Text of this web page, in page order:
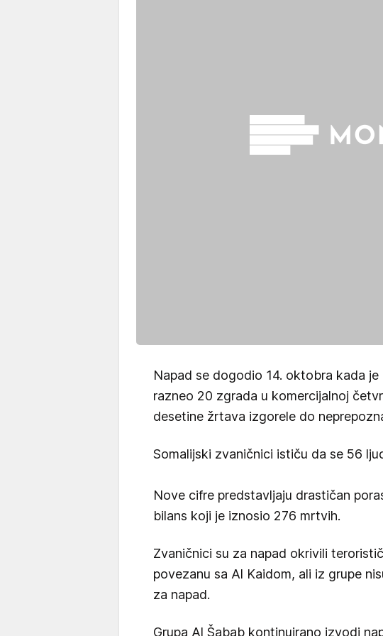
Napad se dogodio 14. oktobra kada
razneo 20 zgrada u komercijalnoj
desetine žrtava izgorele do
Somalijski zvaničnici ističu da se 56
Nove cifre predstavljaju drastičan
bilans koji je iznosio 276 mrtvih.
Zvaničnici su za napad okrivili
povezanu sa Al Kaidom, ali iz grupe
za napad.
Grupa Al Šabab kontinuirano izvodi